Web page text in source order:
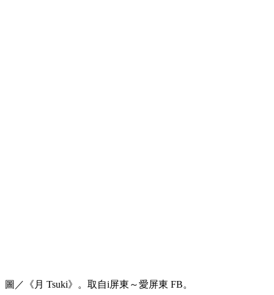
圖／《月 Tsuki》。取自i屏東～愛屏東 FB。